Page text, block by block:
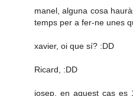
manel, alguna cosa
temps per a fer-ne unes
xavier, oi que sí? :DD
Ricard, :DD
josep, en aquest cas es